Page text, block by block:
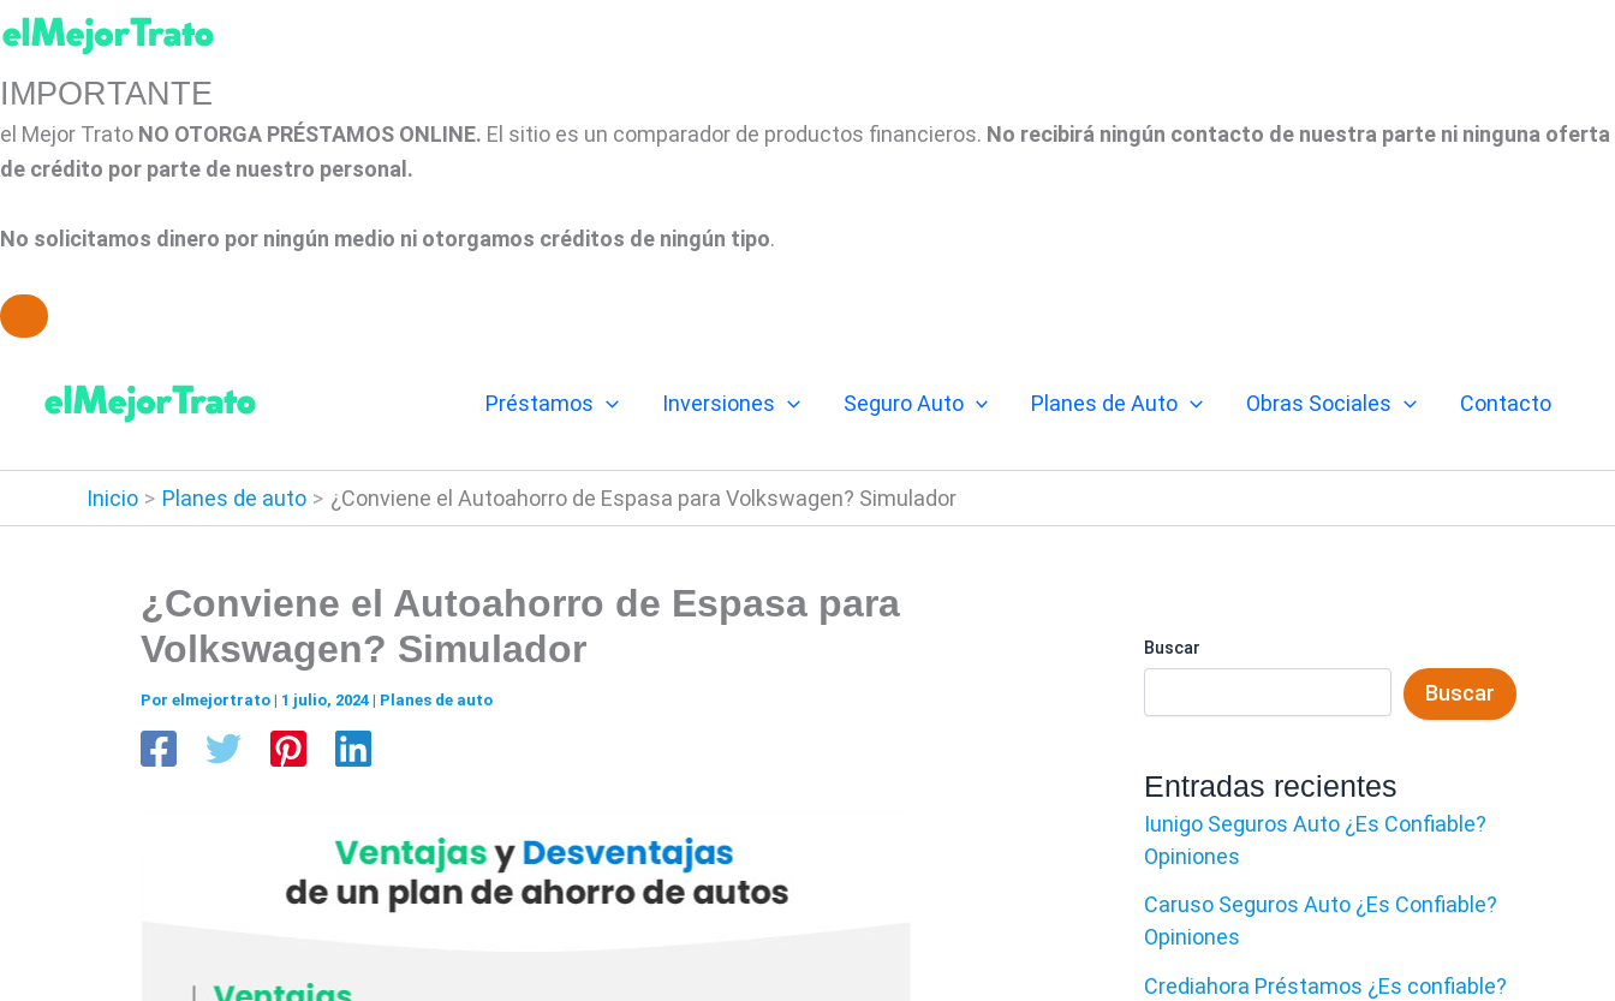
IMPORTANTE
el Mejor Trato NO OTORGA PRÉSTAMOS ONLINE. El sitio es un comparador de productos financieros. No recibirá ningún contacto de nuestra parte ni ninguna oferta
de crédito por parte de nuestro personal.
No solicitamos dinero por ningún medio ni otorgamos créditos de ningún tipo.
contenido
Préstamos Inversiones Seguro Auto Planes de Auto Obras Sociales Contacto
Inicio Planes de auto ¿Conviene el Autoahorro de Espasa para Volkswagen? Simulador
¿Conviene el Autoahorro de Espasa para
Volkswagen? Simulador
Por elmejortrato | 1 julio, 2024 | Planes de auto
Buscar
Buscar
Entradas recientes
Iunigo Seguros Auto ¿Es Confiable?
Opiniones
Caruso Seguros Auto ¿Es Confiable?
Opiniones
Crediahora Préstamos ¿Es confiable?